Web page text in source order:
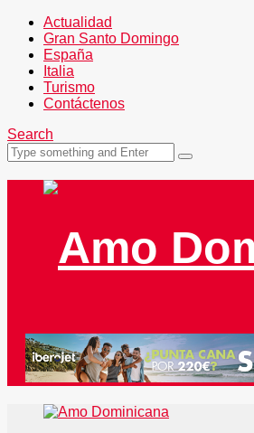
Actualidad
Gran Santo Domingo
España
Italia
Turismo
Contáctenos
Search